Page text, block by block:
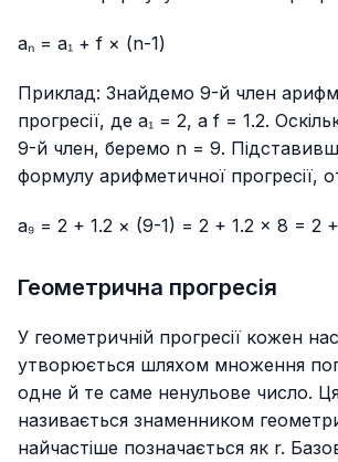
aₙ = a₁ + f × (n-1)
Приклад: Знайдемо 9-й член
прогресії, де a₁ = 2, а f = 1.2.
9-й член, беремо n = 9.
формулу арифметичної прогресії,
a₉ = 2 + 1.2 × (9-1) = 2 + 1.2 × 8 = 2
Геометрична прогресія
У геометричній прогресії кожен
утворюється шляхом множення
одне й те саме ненульове число.
називається знаменником
найчастіше позначається як r.